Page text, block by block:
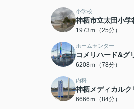
小学校
神栖市立太田小学
1973ｍ（25分）
ホームセンター
コメリハード&グ
6208ｍ（78分）
内科
神栖メディカルク
6666ｍ（84分）